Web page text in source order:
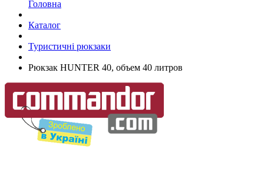
Головна
Каталог
Туристичні рюкзаки
Рюкзак HUNTER 40, объем 40 литров